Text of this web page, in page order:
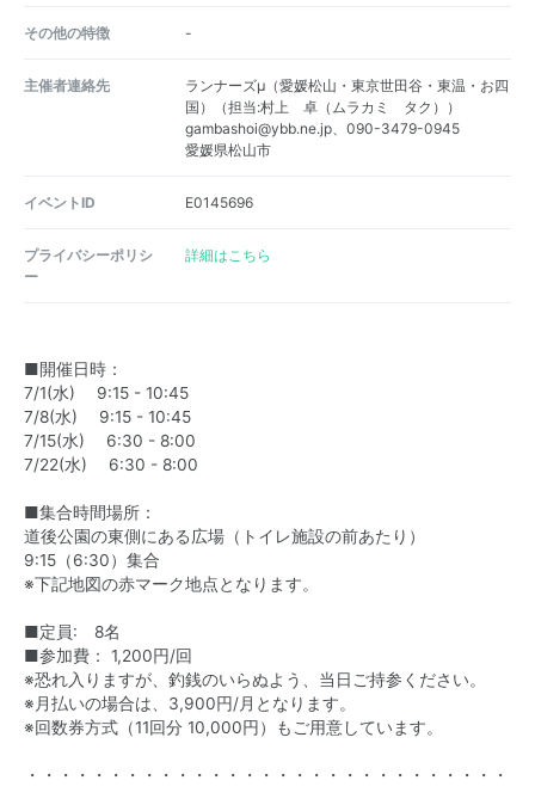
その他の特徴 -
主催者連絡先
ランナーズμ（愛媛松山・東京世田谷・東温・お四
国）（担当:村上 卓（ムラカミ タク））
gambashoi@ybb.ne.jp、090-3479-0945
愛媛県松山市
イベントID E0145696
プライバシーポリシ
ー
詳細はこちら
■開催日時：
7/1(水) 9:15 - 10:45
7/8(水) 9:15 - 10:45
7/15(水) 6:30 - 8:00
7/22(水) 6:30 - 8:00
■集合時間場所：
道後公園の東側にある広場（トイレ施設の前あたり）
9:15（6:30）集合
※下記地図の赤マーク地点となります。
■定員: 8名
■参加費： 1,200円/回
※恐れ入りますが、釣銭のいらぬよう、当日ご持参ください。
※月払いの場合は、3,900円/月となります。
※回数券方式（11回分 10,000円）もご用意しています。
・・・・・・・・・・・・・・・・・・・・・・・・・・・・・・